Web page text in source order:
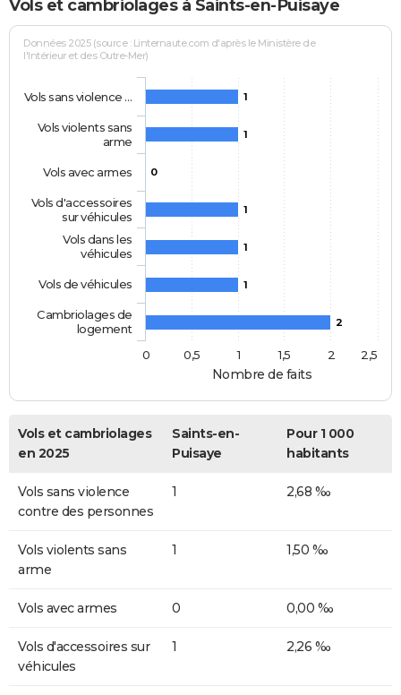
Vols et cambriolages à Saints-en-Puisaye
Nombre de faits
Données 2025 (source : Linternaute.com d'après le Ministère de
l'Intérieur et des Outre-Mer)
1
1
0
1
1
1
2
Vols sans violence …
Vols violents sans
arme
Vols avec armes
Vols d'accessoires
sur véhicules
Vols dans les
véhicules
Vols de véhicules
Cambriolages de
logement
0
0,5 1 1,5 2 2,5
Vols et cambriolages
en 2025
Saints-en-
Puisaye
Pour 1 000
habitants
Vols sans violence
contre des personnes
1 2,68 ‰
Vols violents sans
arme
1 1,50 ‰
Vols avec armes 0 0,00 ‰
Vols d'accessoires sur
véhicules
1 2,26 ‰